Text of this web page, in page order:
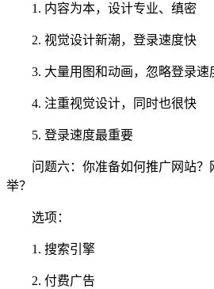
1. 内容为本，设计专业、缜密
2. 视觉设计新潮，登录速度快
3. 大量用图和动画，忽略登录速
4. 注重视觉设计，同时也很快
5. 登录速度最重要
问题六：你准备如何推广网站
举？
选项：
1. 搜索引擎
2. 付费广告